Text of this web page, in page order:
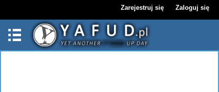
Zarejestruj się Zaloguj się